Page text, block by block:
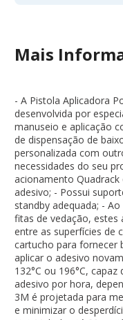
Mais
- A Pistola Aplicadora
desenvolvida por
manuseio e aplicação
de dispensação de
personalizada com
necessidades do seu
acionamento
adesivo; - Possui
standby adequada; -
fitas de vedação, estes
entre as superfícies de
cartucho para fornecer
aplicar o adesivo
132°C ou 196°C,
adesivo por hora,
3M é projetada para
e minimizar o